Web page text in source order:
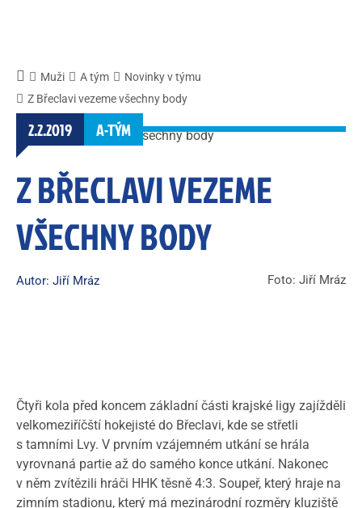
Muži A tým
Novinky v týmu
Z Břeclavi vezeme všechny body
2.2.2019 A-TÝM
Z BŘECLAVI VEZEME
VŠECHNY BODY
Autor: Jiří Mráz Foto: Jiří Mráz
Čtyři kola před koncem základní části krajské ligy zajížděli
velkomeziříčští hokejisté do Břeclavi, kde se střetli
s tamními Lvy. V prvním vzájemném utkání se hrála
vyrovnaná partie až do samého konce utkání. Nakonec
v něm zvítězili hráči HHK těsně 4:3. Soupeř, který hraje na
zimním stadionu, který má mezinárodní rozměry kluziště